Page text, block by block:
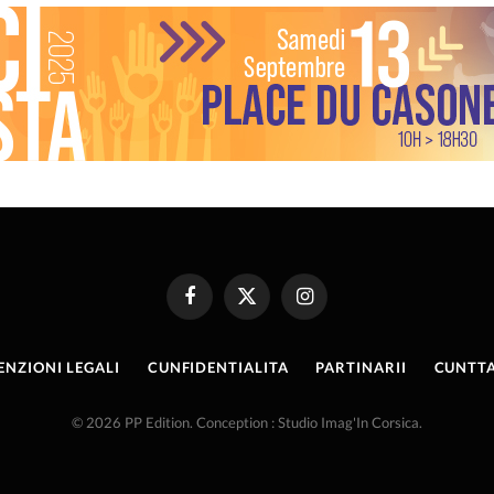
FacebookX
Instagram
LEGALI CUNFIDENTIALITA PARTINARII
© 2026 PP Edition. Conception : Studio Imag'In Corsica.